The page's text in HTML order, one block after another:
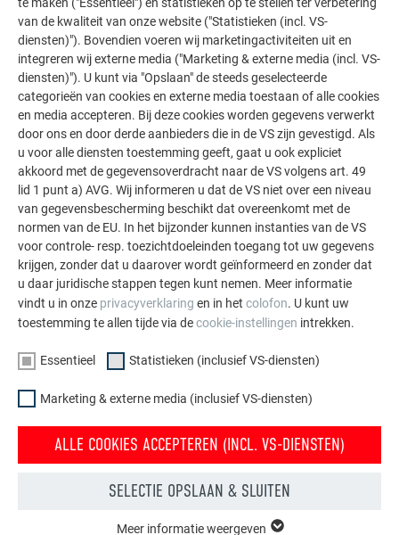
Onderconstructie en scheidingslaag
Zie hoofdstuk „Algemene informatie“
Basisbevestiging
2 st. aluminium patentklangen per dakpan = 8 klangen
per m²
te maken ("Essentieel") en statistieken op te stellen ter verbetering
van de kwaliteit van onze website ("Statistieken (incl. VS-
diensten)"). Bovendien voeren wij marketingactiviteiten uit en
integreren wij externe media ("Marketing & externe media (incl. VS-
diensten)"). U kunt via "Opslaan" de steeds geselecteerde
categorieën van cookies en externe media toestaan of alle cookies
en media accepteren. Bij deze cookies worden gegevens verwerkt
door ons en door derde aanbieders die in de VS zijn gevestigd. Als
u voor alle diensten toestemming geeft, gaat u ook expliciet
akkoord met de gegevensoverdracht naar de VS volgens art. 49
lid 1 punt a) AVG. Wij informeren u dat de VS niet over een niveau
van gegevensbescherming beschikt dat overeenkomt met de
normen van de EU. In het bijzonder kunnen instanties van de VS
voor controle- resp. toezichtdoeleinden toegang tot uw gegevens
krijgen, zonder dat u daarover wordt geïnformeerd en zonder dat
u daar juridische stappen tegen kunt nemen. Meer informatie
vindt u in onze privacyverklaring en in het colofon. U kunt uw
toestemming te allen tijde via decookie-instellingen intrekken.
Essentieel Statistieken (inclusief VS-diensten)
Marketing & externe media (inclusief VS-diensten)
ALLE COOKIES ACCEPTEREN (INCL. VS-DIENSTEN)
SELECTIE OPSLAAN & SLUITEN
Meer informatie weergeven